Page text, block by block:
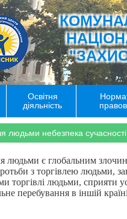
Освітня
діяльність
людьми небезпека
людьми є глобальним
з торгівлею людьми,
торгівлі людьми, сприяти
перебування в іншій